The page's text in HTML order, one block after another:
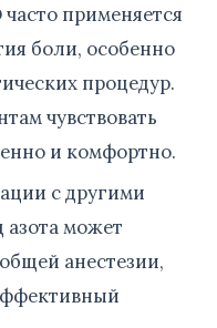
часто применяется
боли, особенно
процедур.
чувствовать
и комфортно.
с другими
азота может
анестезии,